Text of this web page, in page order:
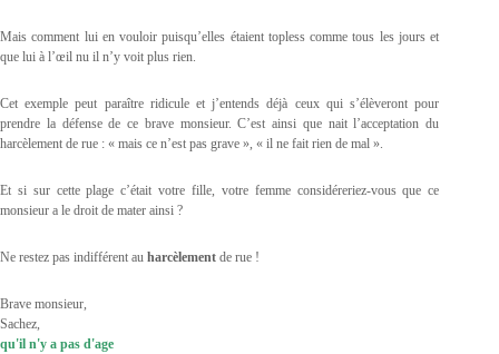
Mais comment lui en vouloir puisqu’elles étaient topless comme tous les jours et
que lui à l’œil nu il n’y voit plus rien.
Cet exemple peut paraître ridicule et j’entends déjà ceux qui s’élèveront pour
prendre la défense de ce brave monsieur. C’est ainsi que nait l’acceptation du
harcèlement de rue : « mais ce n’est pas grave », « il ne fait rien de mal ».
Et si sur cette plage c’était votre fille, votre femme considéreriez-vous que ce
monsieur a le droit de mater ainsi ?
Ne restez pas indifférent au harcèlement de rue !
Brave monsieur,
Sachez,
qu'il n'y a pas d'age